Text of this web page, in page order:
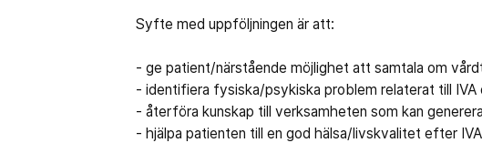
Syfte med uppföljningen är att:
- ge patient/närstående möjlighet att samtala om
- identifiera fysiska/psykiska problem relaterat till
- återföra kunskap till verksamheten som kan
- hjälpa patienten till en god hälsa/livskvalitet efter IVA